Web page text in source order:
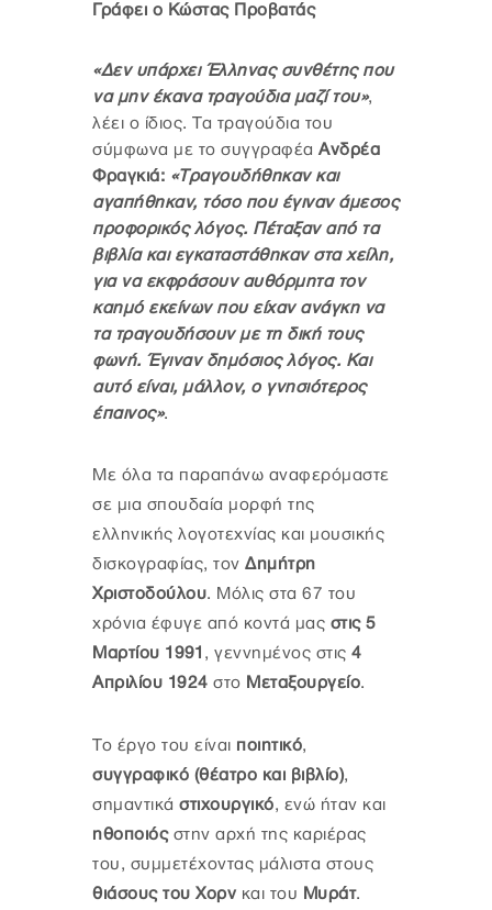
Γράφει ο Κώστας Προβατάς
«Δεν υπάρχει Έλληνας συνθέτης που
να μην έκανα τραγούδια μαζί του»,
λέει ο ίδιος. Τα τραγούδια του
σύμφωνα με το συγγραφέα Ανδρέα
Φραγκιά: «Tραγουδήθηκαν και
αγαπήθηκαν, τόσο που έγιναν άμεσος
προφορικός λόγος. Πέταξαν από τα
βιβλία και εγκαταστάθηκαν στα χείλη,
για να εκφράσουν αυθόρμητα τον
καημό εκείνων που είχαν ανάγκη να
τα τραγουδήσουν με τη δική τους
φωνή. Έγιναν δημόσιος λόγος. Και
αυτό είναι, μάλλον, ο γνησιότερος
έπαινος».
Με όλα τα παραπάνω αναφερόμαστε
σε μια σπουδαία μορφή της
ελληνικής λογοτεχνίας και μουσικής
δισκογραφίας, τον Δημήτρη
Χριστοδούλου. Μόλις στα 67 του
χρόνια έφυγε από κοντά μας στις 5
Μαρτίου 1991 , γεννημένος στις 4
Απριλίου 1924 στο Μεταξουργείο.
Το έργο του είναι ποιητικό,
συγγραφικό (θέατρο και βιβλίο),
σημαντικά στιχουργικό, ενώ ήταν και
ηθοποιόςστην αρχή της καριέρας
του, συμμετέχοντας μάλιστα στους
θιάσους του Χορν και του Μυράτ.